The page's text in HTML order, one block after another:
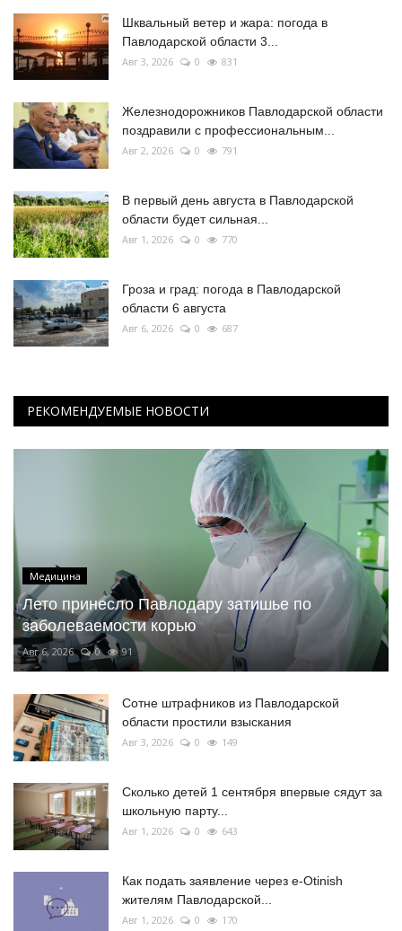
Шквальный ветер и жара: погода в
Павлодарской области 3...
Авг 3, 2026 0 831
Железнодорожников Павлодарской области
поздравили с профессиональным...
Авг 2, 2026 0 791
В первый день августа в Павлодарской
области будет сильная...
Авг 1, 2026 0 770
Гроза и град: погода в Павлодарской
области 6 августа
Авг 6, 2026 0 687
РЕКОМЕНДУЕМЫЕ НОВОСТИ
Медицина
Лето принесло Павлодару затишье по
заболеваемости корью
Авг 6, 2026 0 91
Сотне штрафников из Павлодарской
области простили взыскания
Авг 3, 2026 0 149
Сколько детей 1 сентября впервые сядут за
школьную парту...
Авг 1, 2026 0 643
Как подать заявление через e-Otinish
жителям Павлодарской...
Авг 1, 2026 0 170